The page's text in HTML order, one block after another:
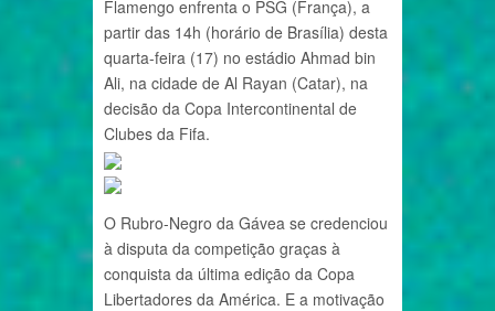
Flamengo enfrenta o PSG (França), a
partir das 14h (horário de Brasília) desta
quarta-feira (17) no estádio Ahmad bin
Ali, na cidade de Al Rayan (Catar), na
decisão da Copa Intercontinental de
Clubes da Fifa.
O Rubro-Negro da Gávea se credenciou
à disputa da competição graças à
conquista da última edição da Copa
Libertadores da América. E a motivação